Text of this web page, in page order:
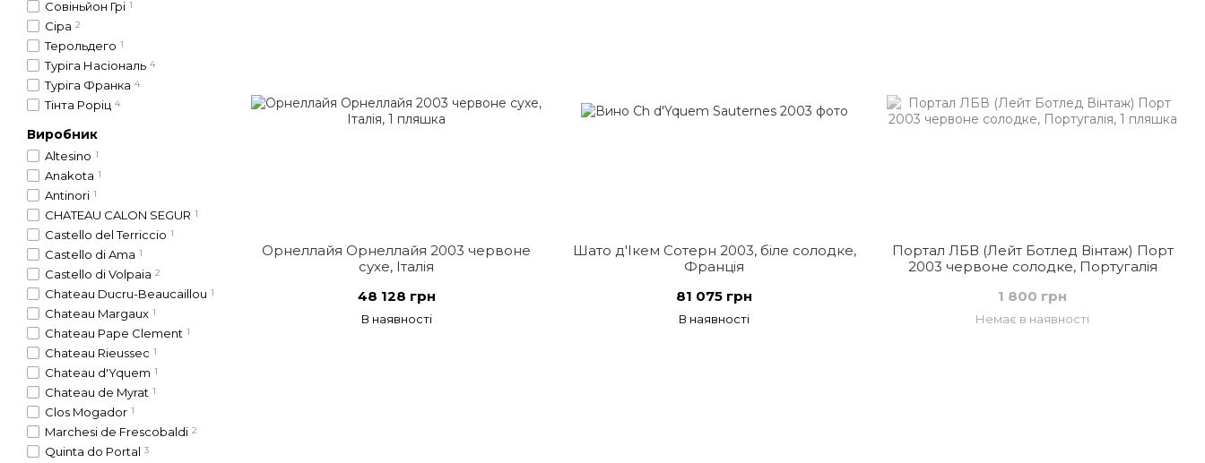
Орнеллайя Орнеллайя 2003 червоне
сухе, Італія
48 128 грн
В наявності
Шато д'Ікем Сотерн 2003, біле солодке,
Франція
81 075 грн
В наявності
Портал ЛБВ (Лейт Ботлед Вінтаж) Порт
2003 червоне солодке, Португалія
1 800 грн
Немає в наявності
Совіньйон Грі 1
Сіра 2
Терольдего 1
Туріга Насіональ 4
Туріга Франка 4
Тінта Роріц 4
Виробник
Altesino 1
Anakota 1
Antinori 1
CHATEAU CALON SEGUR 1
Castello del Terriccio 1
Castello di Ama 1
Castello di Volpaia 2
Chateau Ducru-Beaucaillou 1
Chateau Margaux 1
Chateau Pape Clement 1
Chateau Rieussec 1
Chateau d'Yquem 1
Chateau de Myrat 1
Clos Mogador 1
Marchesi de Frescobaldi 2
Quinta do Portal 3